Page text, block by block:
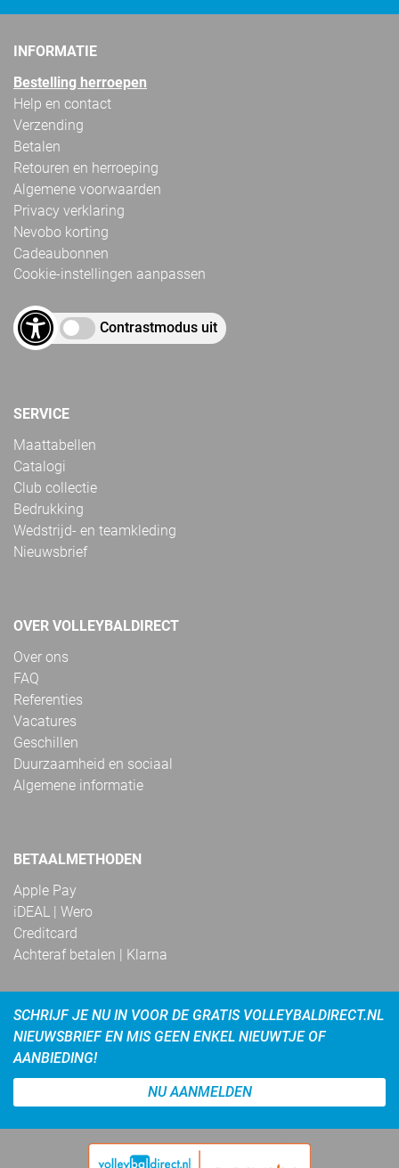
INFORMATIE
Bestelling herroepen
Help en contact
Verzending
Betalen
Retouren en herroeping
Algemene voorwaarden
Privacy verklaring
Nevobo korting
Cadeaubonnen
Cookie-instellingen aanpassen
Contrastmodus uit
SERVICE
Maattabellen
Catalogi
Club collectie
Bedrukking
Wedstrijd- en teamkleding
Nieuwsbrief
OVER VOLLEYBALDIRECT
Over ons
FAQ
Referenties
Vacatures
Geschillen
Duurzaamheid en sociaal
Algemene informatie
BETAALMETHODEN
Apple Pay
iDEAL | Wero
Creditcard
Achteraf betalen | Klarna
SCHRIJF JE NU IN VOOR DE GRATIS VOLLEYBALDIRECT.NL
NIEUWSBRIEF EN MIS GEEN ENKEL NIEUWTJE OF
AANBIEDING!
NU AANMELDEN